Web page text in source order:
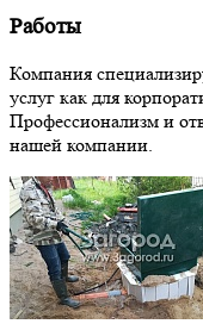
Работы
Компания
услуг как для
Профессионализм и
нашей компании.